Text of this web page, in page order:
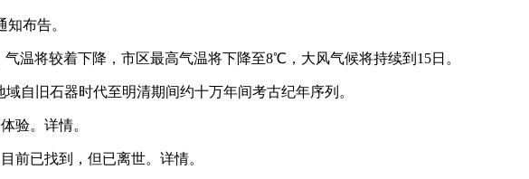
布告。
将较着下降，市区最高气温将下降至8℃，大风气候将持续到15日。
自旧石器时代至明清期间约十万年间考古纪年序列。
验。详情。
已找到，但已离世。详情。